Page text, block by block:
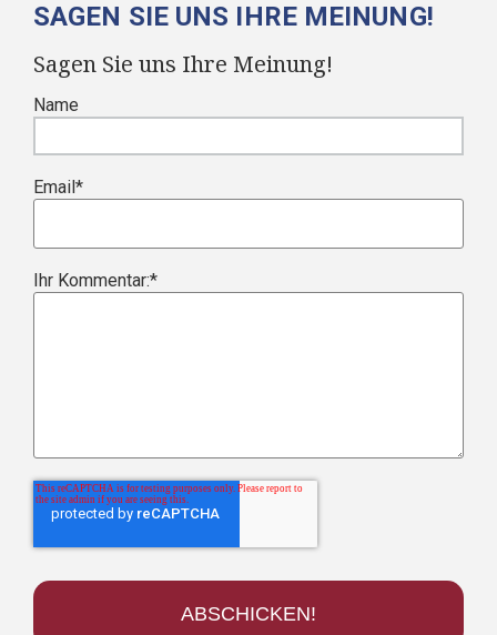
SAGEN SIE UNS IHRE MEINUNG!
Sagen Sie uns Ihre Meinung!
Name
Email *
Ihr Kommentar:*